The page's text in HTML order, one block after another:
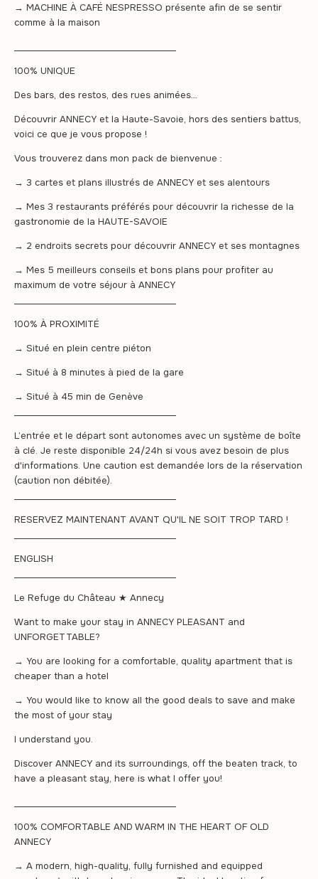
→ MACHINE À CAFÉ NESPRESSO présente afin de se sentir
comme à la maison
100% UNIQUE
Des bars, des restos, des rues animées…
Découvrir ANNECY et la Haute-Savoie, hors des sentiers battus,
voici ce que je vous propose !
Vous trouverez dans mon pack de bienvenue :
→ 3 cartes et plans illustrés de ANNECY et ses alentours
→ Mes 3 restaurants préférés pour découvrir la richesse de la
gastronomie de la HAUTE-SAVOIE
→ 2 endroits secrets pour découvrir ANNECY et ses montagnes
→ Mes 5 meilleurs conseils et bons plans pour profiter au
maximum de votre séjour à ANNECY
100% À PROXIMITÉ
→ Situé en plein centre piéton
→ Situé à 8 minutes à pied de la gare
→ Situé à 45 min de Genève
L’entrée et le départ sont autonomes avec un système de boîte
à clé. Je reste disponible 24/24h si vous avez besoin de plus
d'informations. Une caution est demandée lors de la réservation
(caution non débitée).
RESERVEZ MAINTENANT AVANT QU'IL NE SOIT TROP TARD !
ENGLISH
Le Refuge du Château ★ Annecy
Want to make your stay in ANNECY PLEASANT and
UNFORGETTABLE?
→ You are looking for a comfortable, quality apartment that is
cheaper than a hotel
→ You would like to know all the good deals to save and make
the most of your stay
I understand you.
Discover ANNECY and its surroundings, off the beaten track, to
have a pleasant stay, here is what I offer you!
100% COMFORTABLE AND WARM IN THE HEART OF OLD
ANNECY
→ A modern, high-quality, fully furnished and equipped